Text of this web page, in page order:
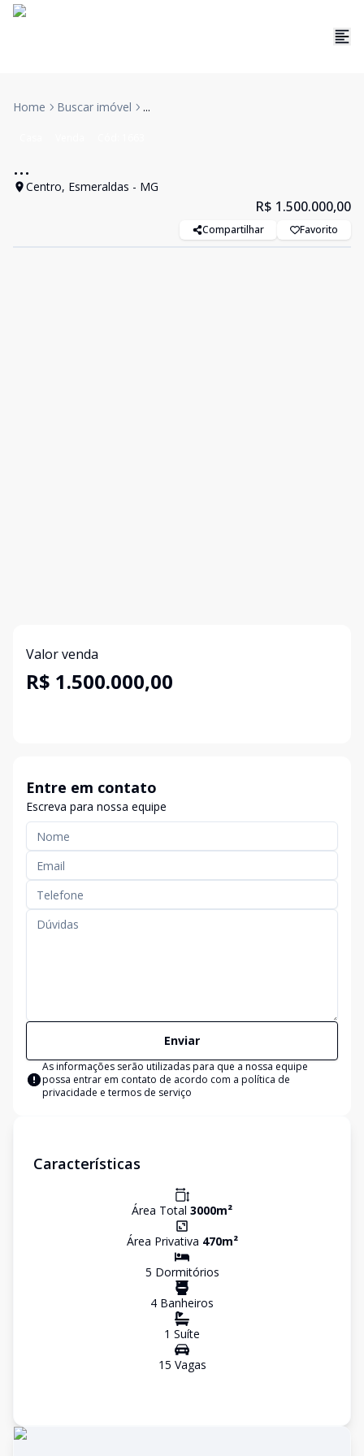
Home Buscar imóvel ...
...
Centro, Esmeraldas - MG
R$ 1.500.000,00
Compartilhar Favorito
Valor venda
R$ 1.500.000,00
Entre em contato
Escreva para nossa equipe
Enviar
As informações serão utilizadas para que a nossa equipe
possa entrar em contato de acordo com a política de
privacidade e termos de serviço
Características
Área Total 3000m²
Área Privativa 470m²
5 Dormitórios
4 Banheiros
1 Suíte
15 Vagas